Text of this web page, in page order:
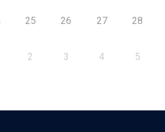
25 26 27 28
2 3 4 5